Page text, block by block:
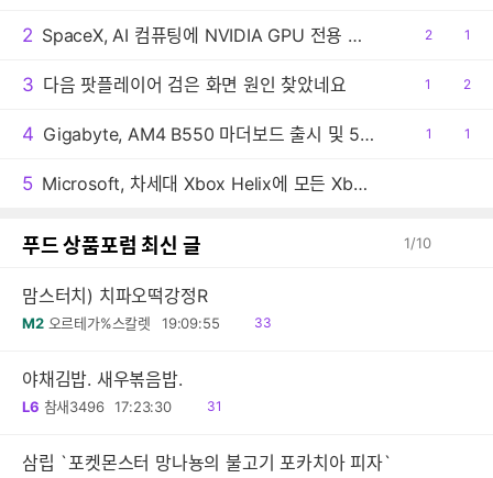
2 SpaceX, AI 컴퓨팅에 NVIDIA GPU 전용 사용
공
2
댓1
3 다음 팟플레이어 검은 화면 원인 찾았네요
공1
댓
2
4 Gigabyte, AM4 B550 마더보드 출시 및 5800X3D 권장
공1
댓1
5 Microsoft, 차세대 Xbox Helix에 모든 Xbox 게임 지원 추진
푸드 상품포럼 최신 글 1/10
맘스터치) 치파오떡강정R
M2 오르테가%스칼렛 19:09:55
읽
33
야채김밥. 새우볶음밥.
L6 참새3496 17:23:30
읽
31
삼립 `포켓몬스터 망나뇽의 불고기 포카치아 피자`